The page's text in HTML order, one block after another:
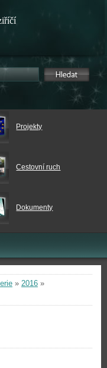
Projekty
Cestovní ruch
Dokumenty
» 2016 »